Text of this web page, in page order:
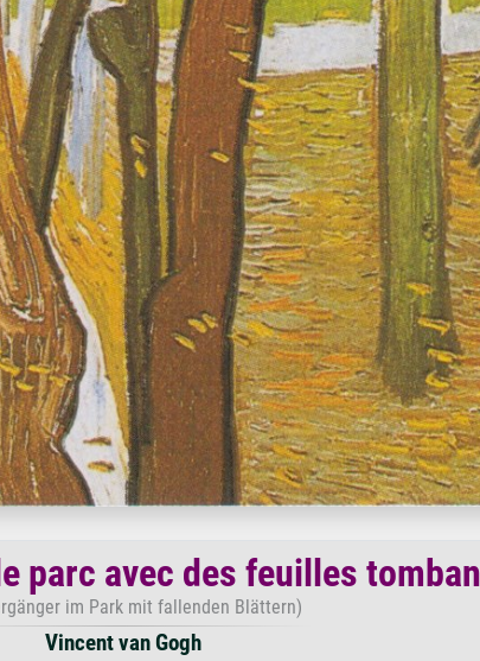
parc avec des feuilles
im Park mit fallenden Blättern)
Vincent van Gogh